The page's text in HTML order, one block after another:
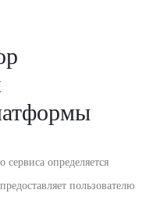
определяется
пользователю